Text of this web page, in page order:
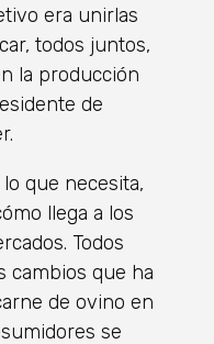
era unirlas
todos juntos,
la producción
de
que necesita,
llega a los
Todos
cambios que ha
de ovino en
se